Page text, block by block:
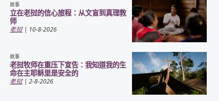
故事
立在老挝的信心旅程：从文盲到真理教
师
老挝| 10-8-2026
故事
老挝牧师在重压下宣告：我知道我的生
命在主耶稣里是安全的
老挝| 2-8-2026